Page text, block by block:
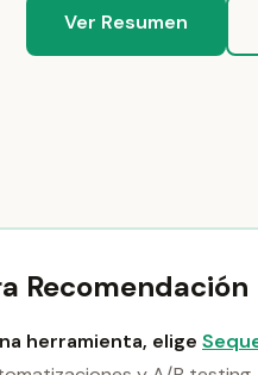
Ver Resumen
Recomendación
herramienta, elige